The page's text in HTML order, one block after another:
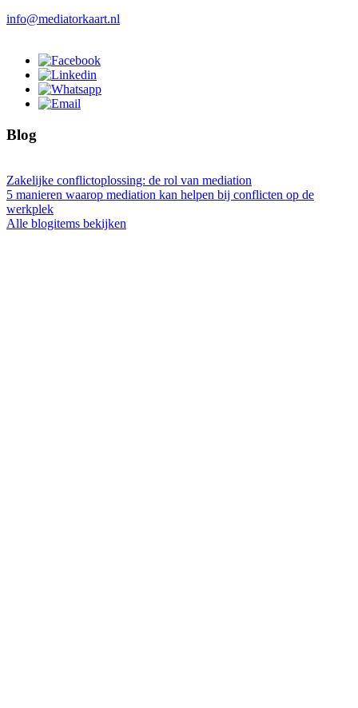
info@mediatorkaart.nl
Blog
Zakelijke conflictoplossing: de rol van mediation
5 manieren waarop mediation kan helpen bij conflicten op de
werkplek
Alle blogitems bekijken